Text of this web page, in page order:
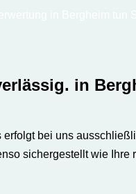
in
erfolgt bei uns
sichergestellt wie